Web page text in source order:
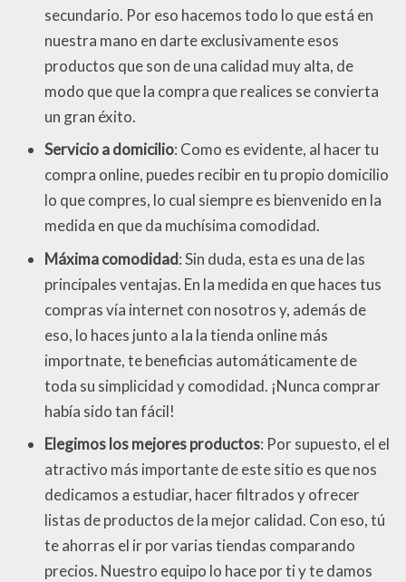
secundario. Por eso hacemos todo lo que está en
nuestra mano en darte exclusivamente esos
productos que son de una calidad muy alta, de
modo que que la compra que realices se convierta
un gran éxito.
Servicio a domicilio: Como es evidente, al hacer tu
compra online, puedes recibir en tu propio domicilio
lo que compres, lo cual siempre es bienvenido en la
medida en que da muchísima comodidad.
Máxima comodidad: Sin duda, esta es una de las
principales ventajas. En la medida en que haces tus
compras vía internet con nosotros y, además de
eso, lo haces junto a la la tienda online más
importnate, te beneficias automáticamente de
toda su simplicidad y comodidad. ¡Nunca comprar
había sido tan fácil!
Elegimos los mejores productos: Por supuesto, el el
atractivo más importante de este sitio es que nos
dedicamos a estudiar, hacer filtrados y ofrecer
listas de productos de la mejor calidad. Con eso, tú
te ahorras el ir por varias tiendas comparando
precios. Nuestro equipo lo hace por ti y te damos